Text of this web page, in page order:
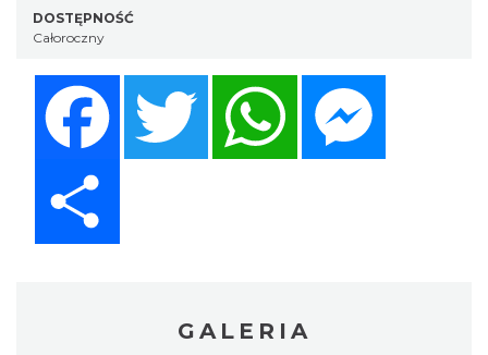
DOSTĘPNOŚĆ
Całoroczny
Twitter
GALERIA